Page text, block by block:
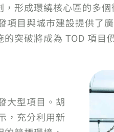
形成環繞核心區的多
項目與城市建設提供了
突破將成為 TOD 項目
大型項目。胡
，充分利用新